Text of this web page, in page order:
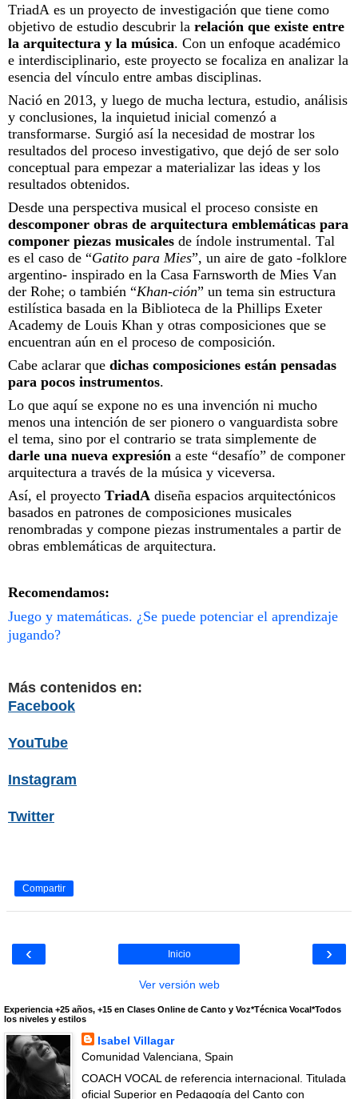
TriadA es un proyecto de investigación que tiene como
objetivo de estudio descubrir la relación que existe entre
la arquitectura y la música. Con un enfoque académico
e interdisciplinario, este proyecto se focaliza en analizar la
esencia del vínculo entre ambas disciplinas.
Nació en 2013, y luego de mucha lectura, estudio, análisis
y conclusiones, la inquietud inicial comenzó a
transformarse. Surgió así la necesidad de mostrar los
resultados del proceso investigativo, que dejó de ser solo
conceptual para empezar a materializar las ideas y los
resultados obtenidos.
Desde una perspectiva musical el proceso consiste en
descomponer obras de arquitectura emblemáticas para
componer piezas musicales de índole instrumental. Tal
es el caso de “Gatito para Mies”, un aire de gato -folklore
argentino- inspirado en la Casa Farnsworth de Mies Van
der Rohe; o también “Khan-ción” un tema sin estructura
estilística basada en la Biblioteca de la Phillips Exeter
Academy de Louis Khan y otras composiciones que se
encuentran aún en el proceso de composición.
Cabe aclarar que dichas composiciones están pensadas
para pocos instrumentos.
Lo que aquí se expone no es una invención ni mucho
menos una intención de ser pionero o vanguardista sobre
el tema, sino por el contrario se trata simplemente de
darle una nueva expresión a este “desafío” de componer
arquitectura a través de la música y viceversa.
Así, el proyecto TriadA diseña espacios arquitectónicos
basados en patrones de composiciones musicales
renombradas y compone piezas instrumentales a partir de
obras emblemáticas de arquitectura.
Recomendamos:
Juego y matemáticas. ¿Se puede potenciar el aprendizaje
jugando?
Más contenidos en:
Facebook
YouTube
Instagram
Twitter
Compartir
‹ ›
Inicio
Ver versión web
Experiencia +25 años, +15 en Clases Online de Canto y Voz*Técnica Vocal*Todos
los niveles y estilos
Isabel Villagar
Comunidad Valenciana, Spain
COACH VOCAL de referencia internacional. Titulada
oficial Superior en Pedagogía del Canto con